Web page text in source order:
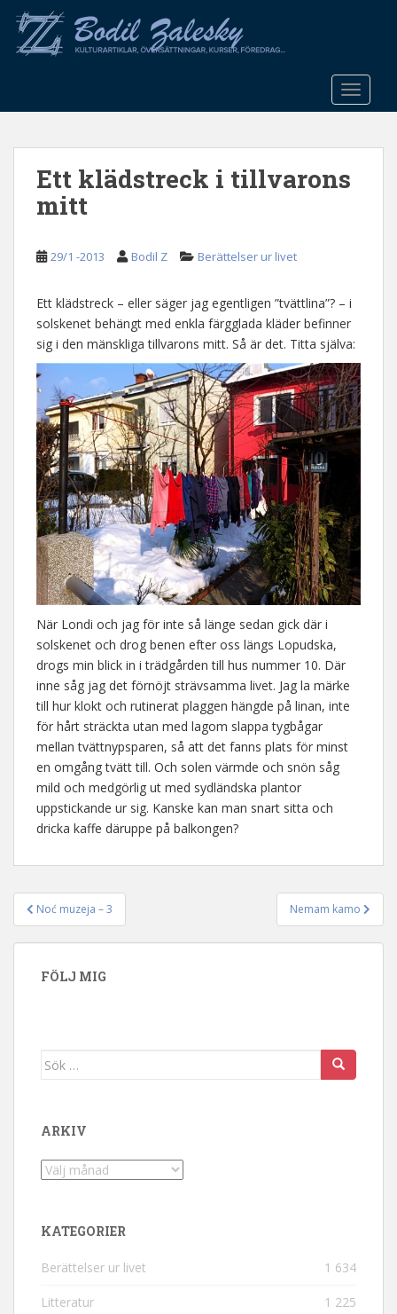
o
Ett klädstreck i tillvarons
mitt
29/1 -2013 Bodil Z Berättelser ur livet
Ett klädstreck – eller säger jag egentligen ”tvättlina”? – i
solskenet behängt med enkla färgglada kläder befinner
sig i den mänskliga tillvarons mitt. Så är det. Titta själva:
När Londi och jag för inte så länge sedan gick där i
solskenet och drog benen efter oss längs Lopudska,
drogs min blick in i trädgården till hus nummer 10. Där
inne såg jag det förnöjt strävsamma livet. Jag la märke
till hur klokt och rutinerat plaggen hängde på linan, inte
för hårt sträckta utan med lagom slappa tygbågar
mellan tvättnypsparen, så att det fanns plats för minst
en omgång tvätt till. Och solen värmde och snön såg
mild och medgörlig ut med sydländska plantor
uppstickande ur sig. Kanske kan man snart sitta och
dricka kaffe däruppe på balkongen?
Inläggsnavigering
Noć muzeja – 3 Nemam kamo
FÖLJ MIG
Sök efter:
ARKIV
Arkiv
KATEGORIER
Berättelser ur livet 1 634
Litteratur 1 225